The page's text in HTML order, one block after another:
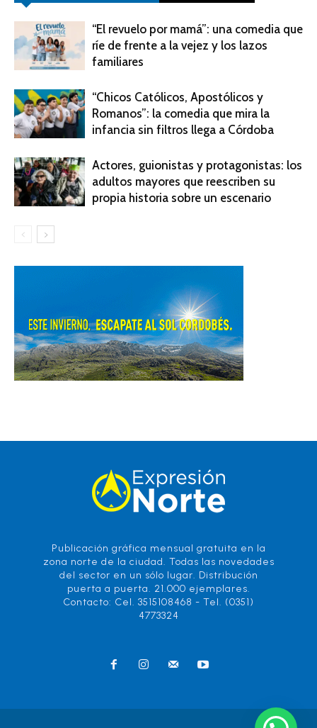
“El revuelo por mamá”: una comedia que
ríe de frente a la vejez y los lazos
familiares
“Chicos Católicos, Apostólicos y
Romanos”: la comedia que mira la
infancia sin filtros llega a Córdoba
Actores, guionistas y protagonistas: los
adultos mayores que reescriben su
propia historia sobre un escenario
Publicación gráfica mensual gratuita en la
zona norte de la ciudad. Todas las novedades
del sector en un sólo lugar. Distribución
puerta a puerta. 21.000 ejemplares.
Contacto: Cel. 3515108468 - Tel. (0351)
4773324